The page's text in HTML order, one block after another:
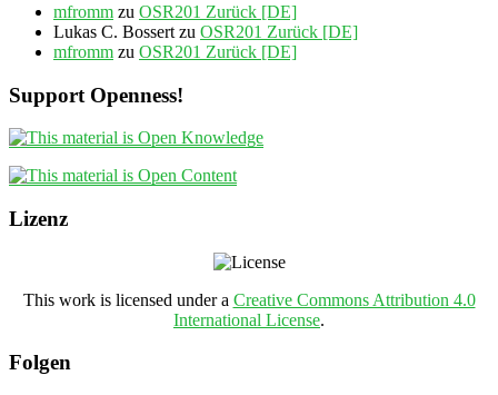
mfromm zu OSR201 Zurück [DE]
Lukas C. Bossert zu OSR201 Zurück [DE]
mfromm zu OSR201 Zurück [DE]
Support Openness!
Lizenz
This work is licensed under a Creative Commons Attribution 4.0
International License.
Folgen